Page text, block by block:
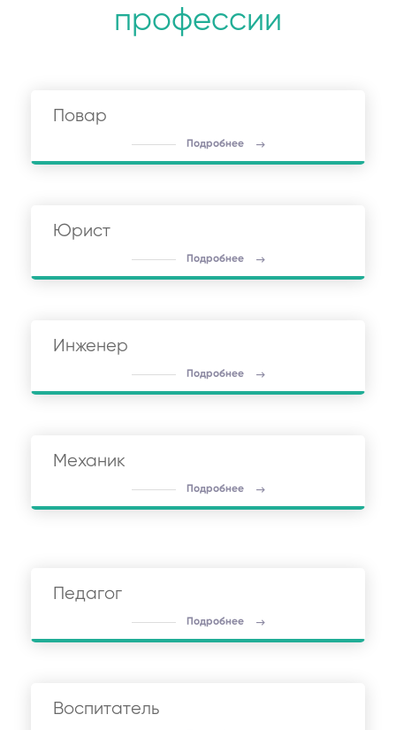
профессии
Повар
Подробнее
Юрист
Подробнее
Инженер
Подробнее
Механик
Подробнее
Педагог
Подробнее
Воспитатель